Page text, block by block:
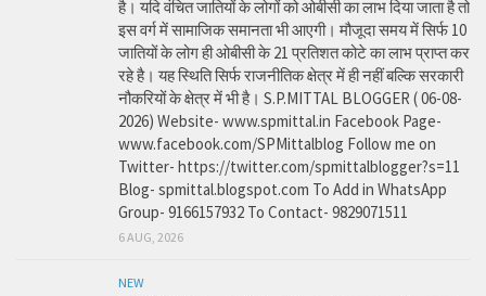
है। यदि वंचित जातियों के लोगों को ओबीसी का लाभ दिया जाता है तो
इस वर्ग में सामाजिक समानता भी आएगी। मौजूदा समय में सिर्फ 10
जातियों के लोग ही ओबीसी के 21 प्रतिशत कोटे का लाभ प्राप्त कर
रहे है। यह स्थिति सिर्फ राजनीतिक क्षेत्र में ही नहीं बल्कि सरकारी
नौकरियों के क्षेत्र में भी है। S.P.MITTAL BLOGGER ( 06-08-
2026) Website- www.spmittal.in Facebook Page-
www.facebook.com/SPMittalblog Follow me on
Twitter- https://twitter.com/spmittalblogger?s=11
Blog- spmittal.blogspot.com To Add in WhatsApp
Group- 9166157932 To Contact- 9829071511
6 AUG, 2026
NEW